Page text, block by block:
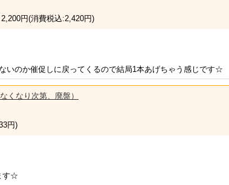
円(消費税込:2,420円)
いのか催促しに戻ってくるので結局1本あげちゃう感じです☆
くなり次第、廃盤）
円)
す☆